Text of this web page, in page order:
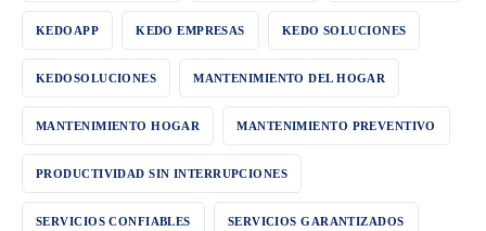
KEDOAPP KEDO EMPRESAS KEDO SOLUCIONES
KEDOSOLUCIONES MANTENIMIENTO DEL HOGAR
MANTENIMIENTO HOGAR MANTENIMIENTO PREVENTIVO
PRODUCTIVIDAD SIN INTERRUPCIONES
SERVICIOS CONFIABLES SERVICIOS GARANTIZADOS